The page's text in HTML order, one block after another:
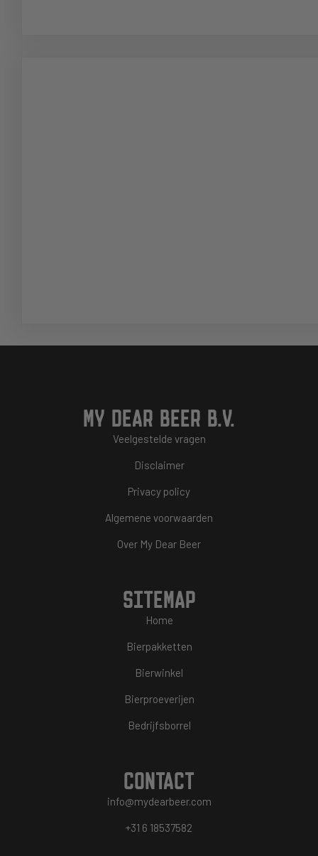
MY DEAR BEER B.V.
Veelgestelde vragen
Disclaimer
Privacy policy
Algemene voorwaarden
Over My Dear Beer
SITEMAP
Home
Bierpakketten
Bierwinkel
Bierproeverijen
Bedrijfsborrel
CONTACT
info@mydearbeer.com
+31 6 18537582